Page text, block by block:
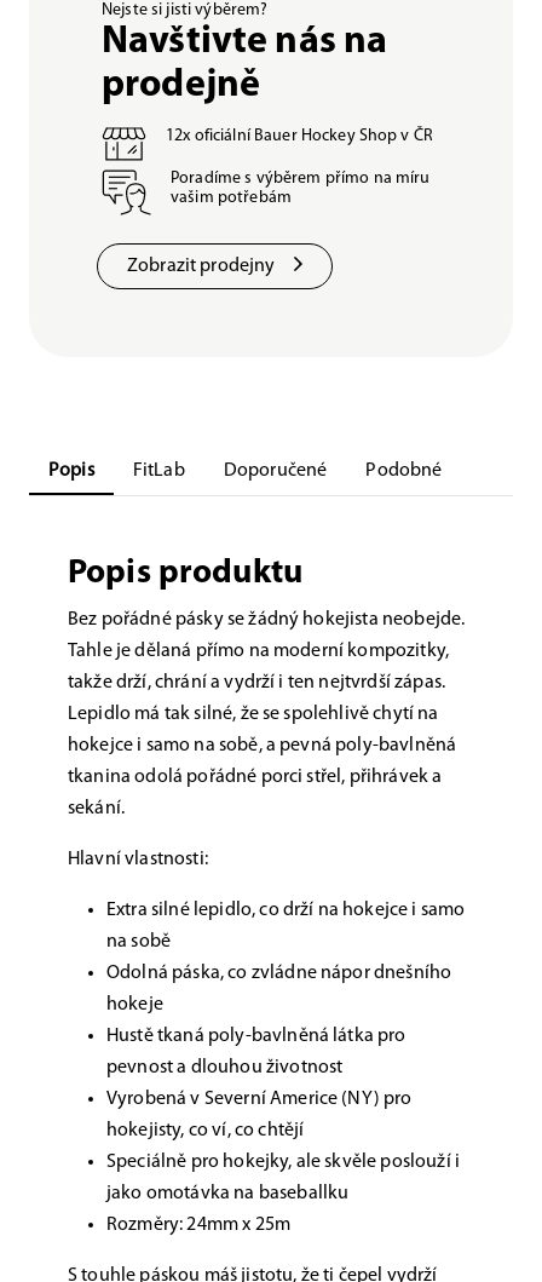
Nejste si jisti výběrem?
Navštivte nás na
prodejně
12x oficiální Bauer Hockey Shop v ČR
Poradíme s výběrem přímo na míru
vašim potřebám
Zobrazit prodejny
Popis FitLab Doporučené Podobné
Popis produktu
Bez pořádné pásky se žádný hokejista neobejde.
Tahle je dělaná přímo na moderní kompozitky,
takže drží, chrání a vydrží i ten nejtvrdší zápas.
Lepidlo má tak silné, že se spolehlivě chytí na
hokejce i samo na sobě, a pevná poly-bavlněná
tkanina odolá pořádné porci střel, přihrávek a
sekání.
Hlavní vlastnosti:
Extra silné lepidlo, co drží na hokejce i samo
na sobě
Odolná páska, co zvládne nápor dnešního
hokeje
Hustě tkaná poly-bavlněná látka pro
pevnost a dlouhou životnost
Vyrobená v Severní Americe (NY) pro
hokejisty, co ví, co chtějí
Speciálně pro hokejky, ale skvěle poslouží i
jako omotávka na baseballku
Rozměry: 24mm x 25m
S touhle páskou máš jistotu, že ti čepel vydrží